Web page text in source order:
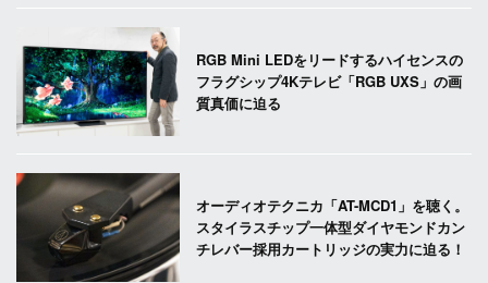
RGB Mini LEDをリードするハイセンスの
フラグシップ4Kテレビ「RGB UXS」の画
質真価に迫る
オーディオテクニカ「AT-MCD1」を聴く。
スタイラスチップ一体型ダイヤモンドカン
チレバー採用カートリッジの実力に迫る！